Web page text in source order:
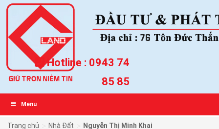
Hotline : 0943 74
85 85
Menu
Trang chủ Nhà Đất Nguyễn Thị Minh Khai